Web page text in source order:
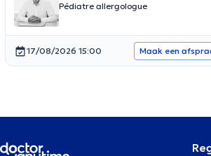
Pédiatre allergologue
17/08/2026 15:00 Maak een